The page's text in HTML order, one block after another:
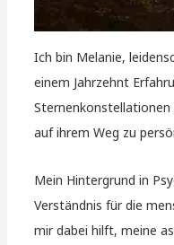
Ich bin Melanie,
einem Jahrzehnt
Sternenkonstellationen
auf ihrem Weg zu
Mein Hintergrund in
Verständnis für die
mir dabei hilft, meine